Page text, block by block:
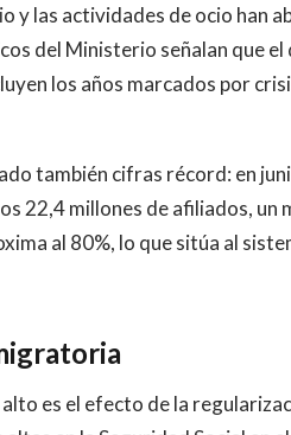
y las actividades de ocio han
del Ministerio señalan que el
los años marcados por
también cifras récord: en
22,4 millones de afiliados, un
al 80%, lo que sitúa al
es el efecto de la